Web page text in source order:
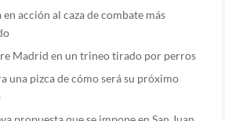
acción al caza de combate más
Madrid en un trineo tirado por perros
una pizca de cómo será su próximo